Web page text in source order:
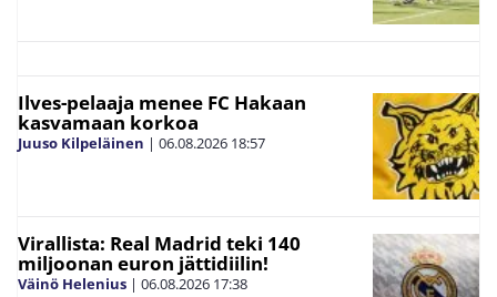
Ilves-pelaaja menee FC Hakaan
kasvamaan korkoa
Juuso Kilpeläinen | 06.08.2026 18:57
Virallista: Real Madrid teki 140
miljoonan euron jättidiilin!
Väinö Helenius | 06.08.2026 17:38